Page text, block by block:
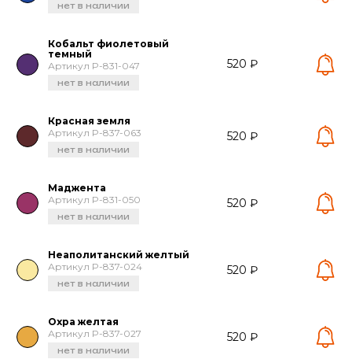
нет в наличии
Кобальт фиолетовый
темный
Артикул P-831-047
нет в наличии
520 ₽
Красная земля
Артикул P-837-063
нет в наличии
520 ₽
Маджента
Артикул P-831-050
нет в наличии
520 ₽
Неаполитанский желтый
Артикул P-837-024
нет в наличии
520 ₽
Охра желтая
Артикул P-837-027
нет в наличии
520 ₽